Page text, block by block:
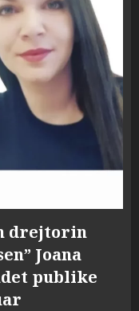
drejtorin
Joana
publike